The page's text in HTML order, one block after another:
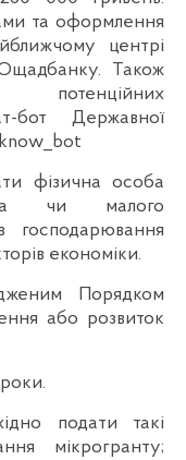
та оформлення
центрі
Ощадбанку. Також
потенційних
бот Державної
фізична особа
чи малого
господарювання
економіки.
Порядком
або розвиток
подати такі
мікрогранту;